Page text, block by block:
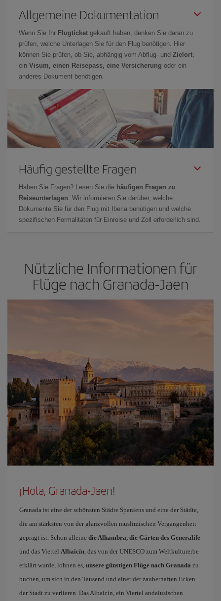
Allgemeine Dokumentation
Wenn Sie Ihr Flugticket gekauft haben, denken Sie daran zu
prüfen, welche Unterlagen Sie für den Flug benötigen. Hier
können Sie prüfen, ob Sie, abhängig vom Abflug- und Zielort,
ein Visum, einen Reisepass, eine Versicherung oder ein
anderes Dokument benötigen.
Häufig gestellte Fragen
Haben Sie Fragen? Lesen Sie die häufigen Fragen zu
Reiseunterlagen: Wir informieren Sie darüber, welche
Dokumente Sie für den Flug mit Iberia benötigen und welche
spezifischen Formalitäten für Einreise und Zoll erforderlich sind.
Nützliche Informationen für
Flüge nach Granada-Jaen
¡Hola, Granada-Jaen!
Granada ist eine der schönsten Städte Spaniens und eine der Städte,
die am stärksten von der glanzvollen muslimischen Vergangenheit
geprägt ist. Schon alleine die Alhambra, die Gärten des Generalife
und das Viertel Albaicín, das von der UNESCO zum Weltkulturerbe
erklärt wurde, lohnen es, unsere günstigen Flüge nach Granada zu
buchen, um sich in den Tausend und einer der zauberhaften Ecken
der Stadt zu verlieren. Das Albaicín, ein Viertel andalusischen